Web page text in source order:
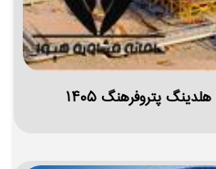
پتروفرهنگ ۱۴۰۵